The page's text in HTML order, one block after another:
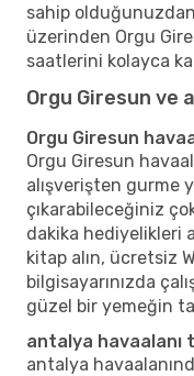
sahip
üzerinden Orgu
saatlerini kolayca
Orgu Giresun ve
Orgu Giresun
Orgu Giresun
alışverişten gurme
çıkarabileceğiniz
dakika hediyelikleri
kitap alın, ücretsiz
bilgisayarınızda
güzel bir yemeğin
antalya havaalanı
antalya